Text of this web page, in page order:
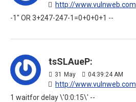
http://www.vulnweb.com
-1" OR 3+247-247-1=0+0+0+1 --
tsSLAueP:
31 May 04:39:24 AM
http://www.vulnweb.com
1 waitfor delay \'0:0:15\' --